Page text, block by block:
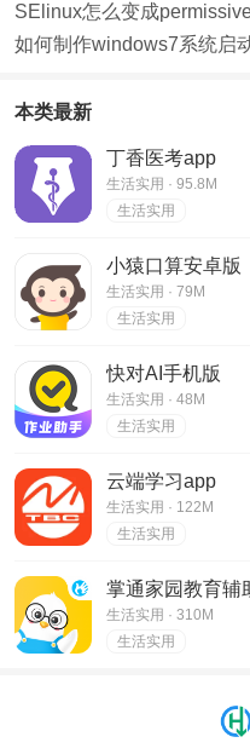
SElinux怎么变成
如何制作windows7系统启
本类最新
丁香医考app
生活实用 · 95.8M
生活实用
小猿口算安卓版
生活实用 · 79M
生活实用
快对AI手机版
生活实用 · 48M
生活实用
云端学习app
生活实用 · 122M
生活实用
掌通家园教育辅
生活实用 · 310M
生活实用